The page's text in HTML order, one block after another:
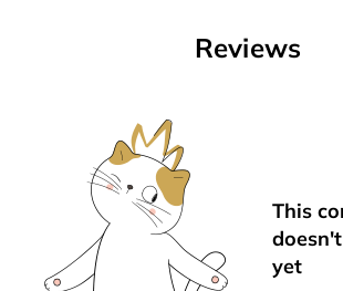
Reviews
This
yet